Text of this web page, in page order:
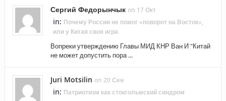
Сергий Федорынчык on 17 Окт
in: Почему России не помог «поворот на Восток»,
или у Китая своя игра
Вопреки утверждению Главы МИД КНР Ван И "Китай
не может допустить пора ...
Juri Motsilin on 20 Сен
in: Патриотизм как стокгольмский синдром